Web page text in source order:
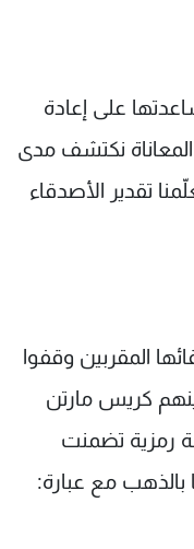
على إعادة
نكتشف مدى
تقدير الأصدقاء
المقربين وقفوا
كريس مارتن
رمزية تضمنت
مع عبارة: